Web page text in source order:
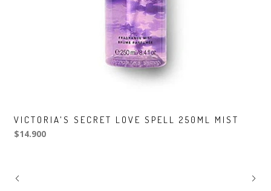
VICTORIA'S SECRET LOVE SPELL 250ML MIST
$14.900